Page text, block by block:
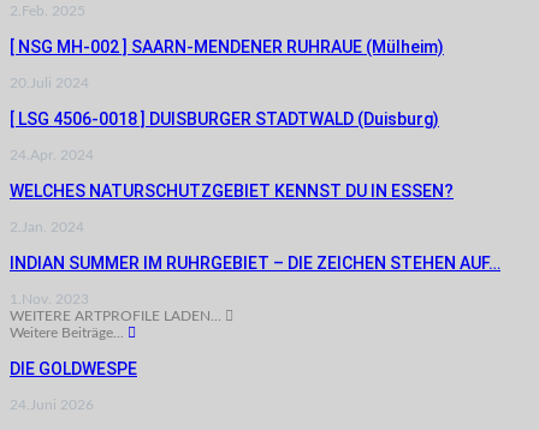
2.Feb. 2025
[ NSG MH-002 ] SAARN-MENDENER RUHRAUE (Mülheim)
20.Juli 2024
[ LSG 4506-0018 ] DUISBURGER STADTWALD (Duisburg)
24.Apr. 2024
WELCHES NATURSCHUTZGEBIET KENNST DU IN ESSEN?
2.Jan. 2024
INDIAN SUMMER IM RUHRGEBIET – DIE ZEICHEN STEHEN AUF…
1.Nov. 2023
WEITERE ARTPROFILE LADEN...
Weitere Beiträge...
DIE GOLDWESPE
24.Juni 2026